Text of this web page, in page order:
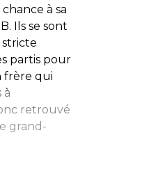
à sa
Ils se sont
stricte
partis pour
frère qui
à
retrouvé
grand-